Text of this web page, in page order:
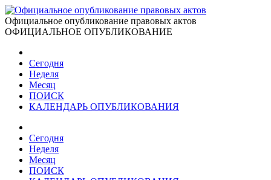
Официальное опубликование правовых актов
ОФИЦИАЛЬНОЕ ОПУБЛИКОВАНИЕ
Сегодня
Неделя
Месяц
ПОИСК
КАЛЕНДАРЬ ОПУБЛИКОВАНИЯ
Сегодня
Неделя
Месяц
ПОИСК